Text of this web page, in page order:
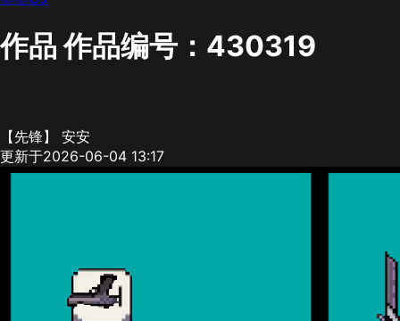
作品作品编号：430319
【先锋】 安安
更新于2026-06-04 13:17